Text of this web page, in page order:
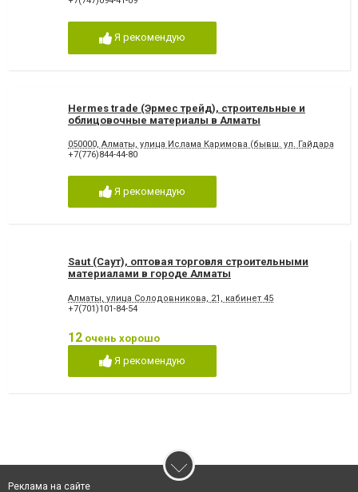
Я рекомендую
Hermes trade (Эрмес трейд), строительные и
облицовочные материалы в Алматы
050000, Алматы, улица Ислама Каримова (бывш. ул. Гайдара),
+7(776)844-44-80
Я рекомендую
Saut (Саут), оптовая торговля строительными
материалами в городе Алматы
Алматы, улица Солодовникова, 21, кабинет 45
+7(701)101-84-54
12 очень хорошо
Я рекомендую
Реклама на сайте